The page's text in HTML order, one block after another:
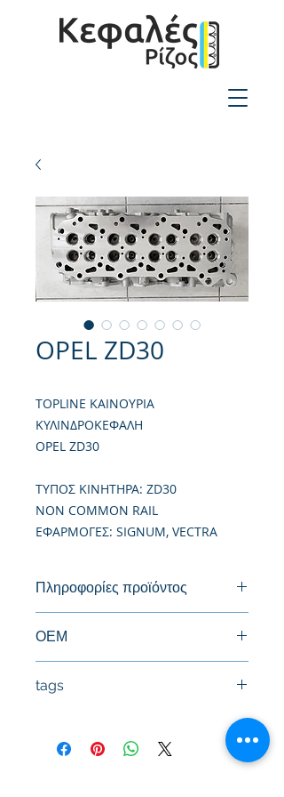
OPEL ZD30
TOPLINE ΚΑΙΝΟΥΡΙΑ
ΚΥΛΙΝΔΡΟΚΕΦΑΛΗ
OPEL ZD30
TΥΠΟΣ ΚΙΝΗΤΗΡΑ: ZD30
NON COMMON RAIL
ΕΦΑΡΜΟΓΕΣ: SIGNUM, VECTRA
Πληροφορίες προϊόντος
ΟΕΜ
tags
#Κυλινδροκεφαλή #Κεφαλάρι
#TPTOPLINE